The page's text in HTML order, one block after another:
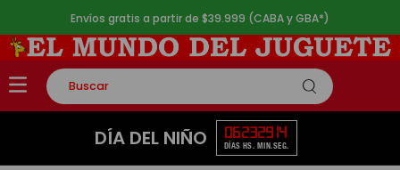
Envíos gratis a partir de $39.999 (CABA y GBA*)
Buscar
TÉRMINOS MÁS BUSCADOS
DÍA DEL NIÑO 06
DÍAS
23
HS.
29
MIN.
14
SEG.